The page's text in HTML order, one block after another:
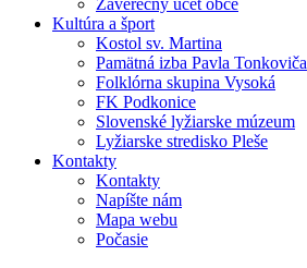
Záverečný účet obce
Kultúra a šport
Kostol sv. Martina
Pamätná izba Pavla Tonkoviča
Folklórna skupina Vysoká
FK Podkonice
Slovenské lyžiarske múzeum
Lyžiarske stredisko Pleše
Kontakty
Kontakty
Napíšte nám
Mapa webu
Počasie